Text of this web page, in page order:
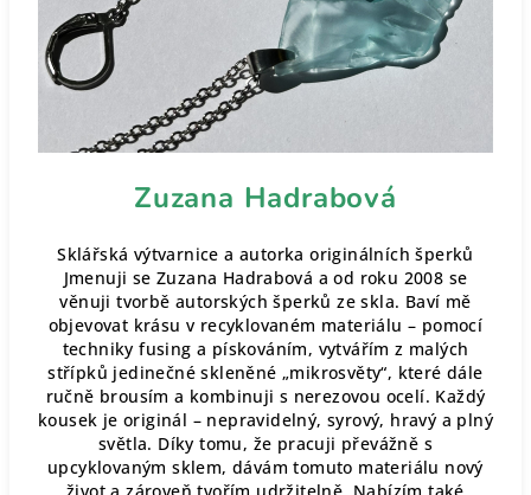
Zuzana Hadrabová
Sklářská výtvarnice a autorka originálních šperků
Jmenuji se Zuzana Hadrabová a od roku 2008 se
věnuji tvorbě autorských šperků ze skla. Baví mě
objevovat krásu v recyklovaném materiálu – pomocí
techniky fusing a pískováním, vytvářím z malých
střípků jedinečné skleněné „mikrosvěty“, které dále
ručně brousím a kombinuji s nerezovou ocelí. Každý
kousek je originál – nepravidelný, syrový, hravý a plný
světla. Díky tomu, že pracuji převážně s
upcyklovaným sklem, dávám tomuto materiálu nový
život a zároveň tvořím udržitelně. Nabízím také